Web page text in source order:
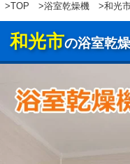
>TOP >浴室乾燥機 >和光
和光市の浴室乾